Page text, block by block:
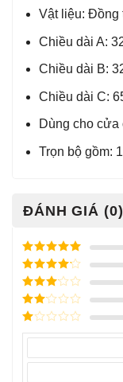
Vật liệu: Đồng
Chiều dài A:
Chiều dài B:
Chiều dài C:
Dùng cho cửa
Trọn bộ gồm:
ĐÁNH GIÁ (0)
Được xếp
hạng
5
5
sao
Được xếp
hạng
4
5
sao
Được
xếp
hạng3
5 sao
Được
hạng
sao
Được
hạng